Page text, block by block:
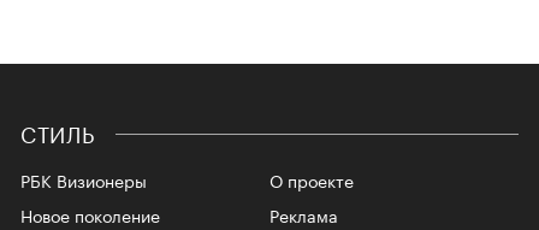
СТИЛЬ
РБК Визионеры
Новое поколение
О проекте
Реклама